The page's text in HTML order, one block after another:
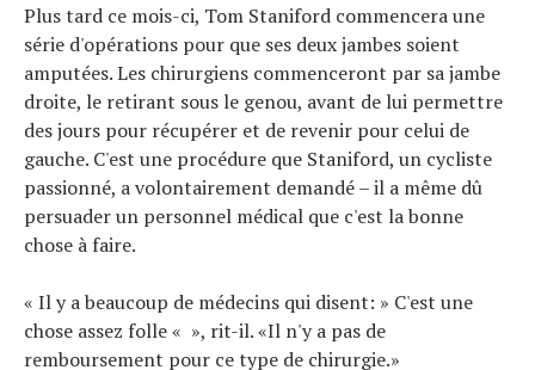
Plus tard ce mois-ci, Tom Staniford commencera une
série d'opérations pour que ses deux jambes soient
amputées. Les chirurgiens commenceront par sa jambe
droite, le retirant sous le genou, avant de lui permettre
des jours pour récupérer et de revenir pour celui de
gauche. C'est une procédure que Staniford, un cycliste
passionné, a volontairement demandé – il a même dû
persuader un personnel médical que c'est la bonne
chose à faire.
« Il y a beaucoup de médecins qui disent: » C'est une
chose assez folle « », rit-il. «Il n'y a pas de
remboursement pour ce type de chirurgie.»
Actualités
Technologies
Tests de produits
Tendances
Tous nos articles